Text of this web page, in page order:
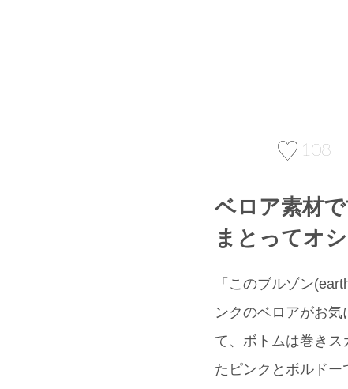
108
ベロア素材
まとってオ
「このブルゾン
ンクのベロアがお
て、ボトムは巻き
たピンクとボルド